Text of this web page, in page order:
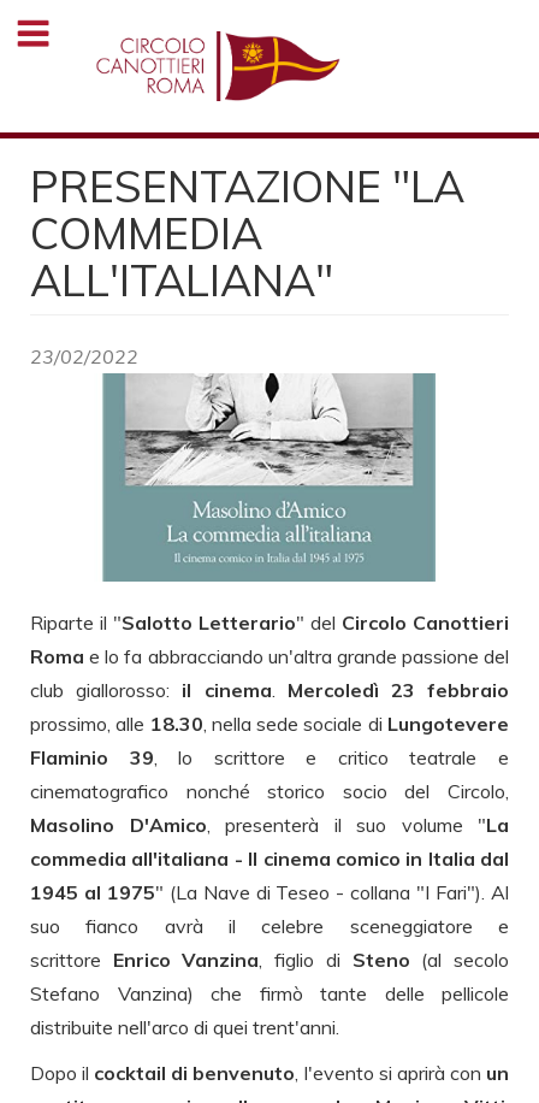
Salta
PRESENTAZIONE "LA
COMMEDIA
ALL'ITALIANA"
23/02/2022
Riparte il "Salotto Letterario" del Circolo Canottieri
Roma e lo fa abbracciando un'altra grande passione del
club giallorosso: il cinema
Mercoledì 23 febbraio
prossimo, alle 18.30 , nella sede sociale di Lungotevere
Flaminio 39 , lo scrittore e critico teatrale e
cinematografico nonché storico socio del Circolo,
Masolino D'Amico , presenterà il suo volume "La
commedia all'italiana - Il cinema comico in Italia dal
1945 al 1975" (La Nave di Teseo - collana "I Fari"). Al
suo fianco avrà il celebre sceneggiatore e
scrittore Enrico Vanzina , figlio di Steno (al secolo
Stefano Vanzina) che firmò tante delle pellicole
distribuite nell'arco di quei trent'anni.
Dopo il cocktail di benvenuto , l'evento si aprirà con un